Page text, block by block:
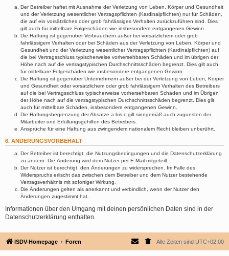
Der Betreiber haftet mit Ausnahme der Verletzung von Leben, Körper und Gesundheit
und der Verletzung wesentlicher Vertragspflichten (Kardinalpflichten) nur für Schäden,
die auf ein vorsätzliches oder grob fahrlässiges Verhalten zurückzuführen sind. Dies
gilt auch für mittelbare Folgeschäden wie insbesondere entgangenen Gewinn.
Die Haftung ist gegenüber Verbrauchern außer bei vorsätzlichem oder grob
fahrlässigem Verhalten oder bei Schäden aus der Verletzung von Leben, Körper und
Gesundheit und der Verletzung wesentlicher Vertragspflichten (Kardinalpflichten) auf
die bei Vertragsschluss typischerweise vorhersehbaren Schäden und im übrigen der
Höhe nach auf die vertragstypischen Durchschnittsschäden begrenzt. Dies gilt auch
für mittelbare Folgeschäden wie insbesondere entgangenen Gewinn.
Die Haftung ist gegenüber Unternehmern außer bei der Verletzung von Leben, Körper
und Gesundheit oder vorsätzlichem oder grob fahrlässigem Verhalten des Betreibers
auf die bei Vertragsschluss typischerweise vorhersehbaren Schäden und im Übrigen
der Höhe nach auf die vertragstypischen Durchschnittsschäden begrenzt. Dies gilt
auch für mittelbare Schäden, insbesondere entgangenen Gewinn.
Die Haftungsbegrenzung der Absätze a bis c gilt sinngemäß auch zugunsten der
Mitarbeiter und Erfüllungsgehilfen des Betreibers.
Ansprüche für eine Haftung aus zwingendem nationalem Recht bleiben unberührt.
6. ÄNDERUNGSVORBEHALT
Der Betreiber ist berechtigt, die Nutzungsbedingungen und die Datenschutzerklärung
zu ändern. Die Änderung wird dem Nutzer per E-Mail mitgeteilt.
Der Nutzer ist berechtigt, den Änderungen zu widersprechen. Im Falle des
Widerspruchs erlischt das zwischen dem Betreiber und dem Nutzer bestehende
Vertragsverhältnis mit sofortiger Wirkung.
Die Änderungen gelten als anerkannt und verbindlich, wenn der Nutzer den
Änderungen zugestimmt hat.
Informationen über den Umgang mit deinen persönlichen Daten sind in der
Datenschutzerklärung enthalten.
ISDV-Homepage Foren Alle Zeiten sind UTC+02:00